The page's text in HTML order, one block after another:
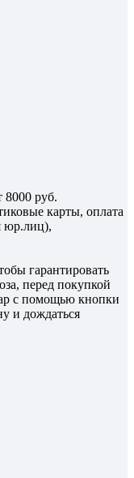
8000 руб.
карты, оплата
юр.лиц),
гарантировать
перед покупкой
с помощью кнопки
и дождаться